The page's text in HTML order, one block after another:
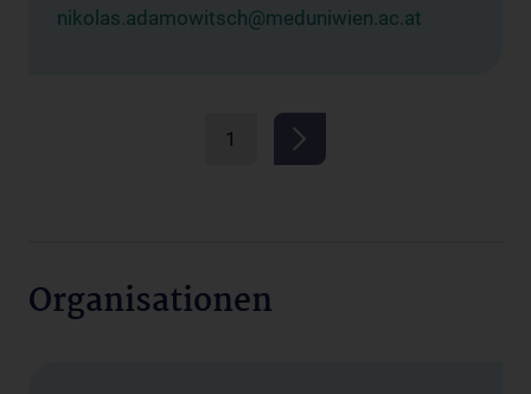
nikolas.adamowitsch@meduniwien.ac.at
1
Organisationen